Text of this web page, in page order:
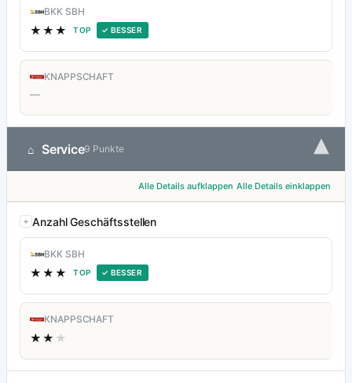
BKK SBH
★★★ TOP ✓ BESSER
KNAPPSCHAFT
—
⌂ Service9 Punkte ▾
Alle Details aufklappen Alle Details einklappen
Anzahl Geschäftsstellen
BKK SBH
★★★ TOP ✓ BESSER
KNAPPSCHAFT
★★ ★